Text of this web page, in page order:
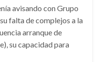
avisando con Grupo
falta de complejos a la
arranque de
su capacidad para